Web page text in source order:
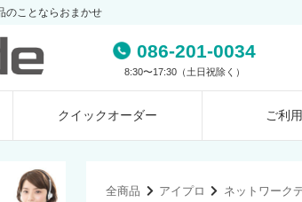
のことならおまかせ
086-201-0034
8:30〜17:30（土日祝除く）
クイックオーダー ご利
全商品 アイプロ ネットワーク